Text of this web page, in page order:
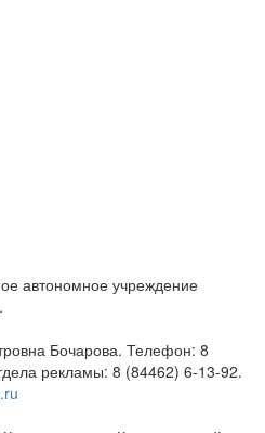
автономное учреждение
Бочарова. Телефон: 8
рекламы: 8 (84462) 6-13-92.